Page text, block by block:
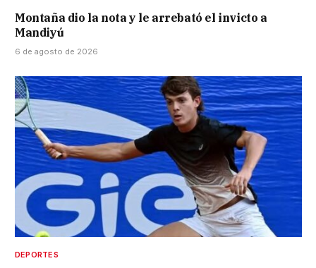
Montaña dio la nota y le arrebató el invicto a
Mandiyú
6 de agosto de 2026
DEPORTES